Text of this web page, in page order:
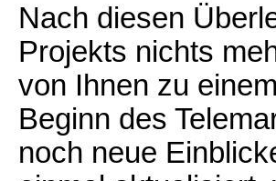
Nach diesen
Projekts nichts
von Ihnen zu
Beginn des
noch neue